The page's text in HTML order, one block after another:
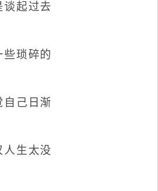
起过去
琐碎的
己日渐
生太没